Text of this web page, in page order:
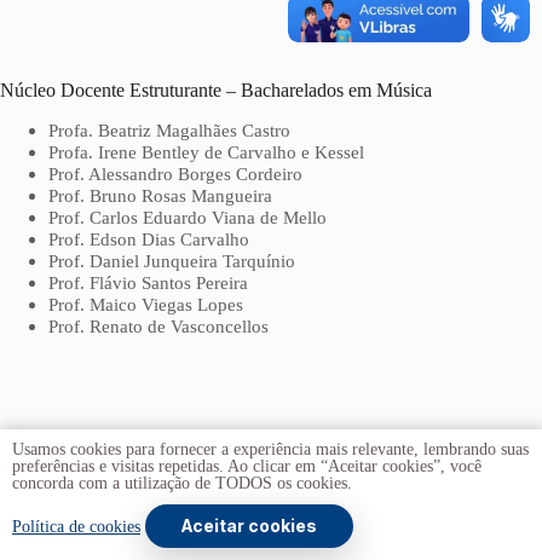
Núcleo Docente Estruturante – Bacharelados em Música
Profa. Beatriz Magalhães Castro
Profa. Irene Bentley de Carvalho e Kessel
Prof. Alessandro Borges Cordeiro
Prof. Bruno Rosas Mangueira
Prof. Carlos Eduardo Viana de Mello
Prof. Edson Dias Carvalho
Prof. Daniel Junqueira Tarquínio
Prof. Flávio Santos Pereira
Prof. Maico Viegas Lopes
Prof. Renato de Vasconcellos
Copyright © 2026 - Universidade de Brasília
. Todos os
Usamos cookies para fornecer a experiência mais relevante, lembrando suas
preferências e visitas repetidas. Ao clicar em “Aceitar cookies”, você
concorda com a utilização de TODOS os cookies.
Política de cookies Aceitar cookies